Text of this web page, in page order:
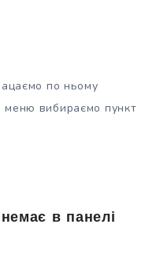
по ньому
вибираємо пункт
в панелі